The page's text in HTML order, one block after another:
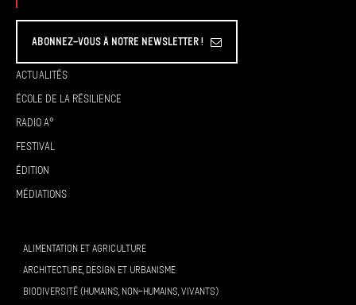
Abonnez-vous à Notre Newsletter !
Actualités
École de la résilience
Radio A°
Festival
Édition
Médiations
ALIMENTATION ET AGRICULTURE
ARCHITECTURE, DESIGN ET URBANISME
BIODIVERSITÉ (HUMAINS, NON-HUMAINS, VIVANTS)